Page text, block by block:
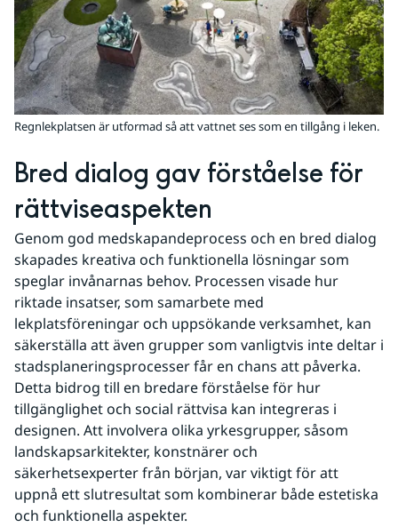
Regnlekplatsen är utformad så att vattnet ses som en tillgång i leken.
Bred dialog gav förståelse för
rättviseaspekten
Genom god medskapandeprocess och en bred dialog
skapades kreativa och funktionella lösningar som
speglar invånarnas behov. Processen visade hur
riktade insatser, som samarbete med
lekplatsföreningar och uppsökande verksamhet, kan
säkerställa att även grupper som vanligtvis inte deltar i
stadsplaneringsprocesser får en chans att påverka.
Detta bidrog till en bredare förståelse för hur
tillgänglighet och social rättvisa kan integreras i
designen. Att involvera olika yrkesgrupper, såsom
landskapsarkitekter, konstnärer och
säkerhetsexperter från början, var viktigt för att
uppnå ett slutresultat som kombinerar både estetiska
och funktionella aspekter.